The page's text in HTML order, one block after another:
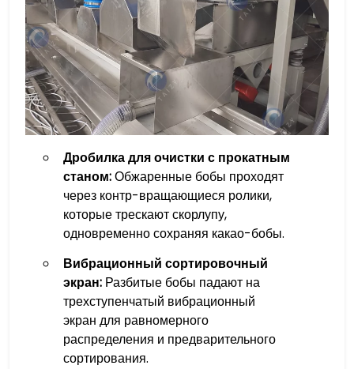
Дробилка для очистки с прокатным
станом:Обжаренные бобы проходят
через контр-вращающиеся ролики,
которые трескают скорлупу,
одновременно сохраняя какао-бобы.
Вибрационный сортировочный
экран:Разбитые бобы падают на
трехступенчатый вибрационный
экран для равномерного
распределения и предварительного
сортирования.